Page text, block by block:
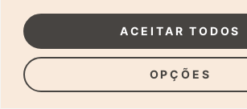
OPÇÕES
ACEITAR TODOS
foto.
Durante a sessão de fotos, mantenho